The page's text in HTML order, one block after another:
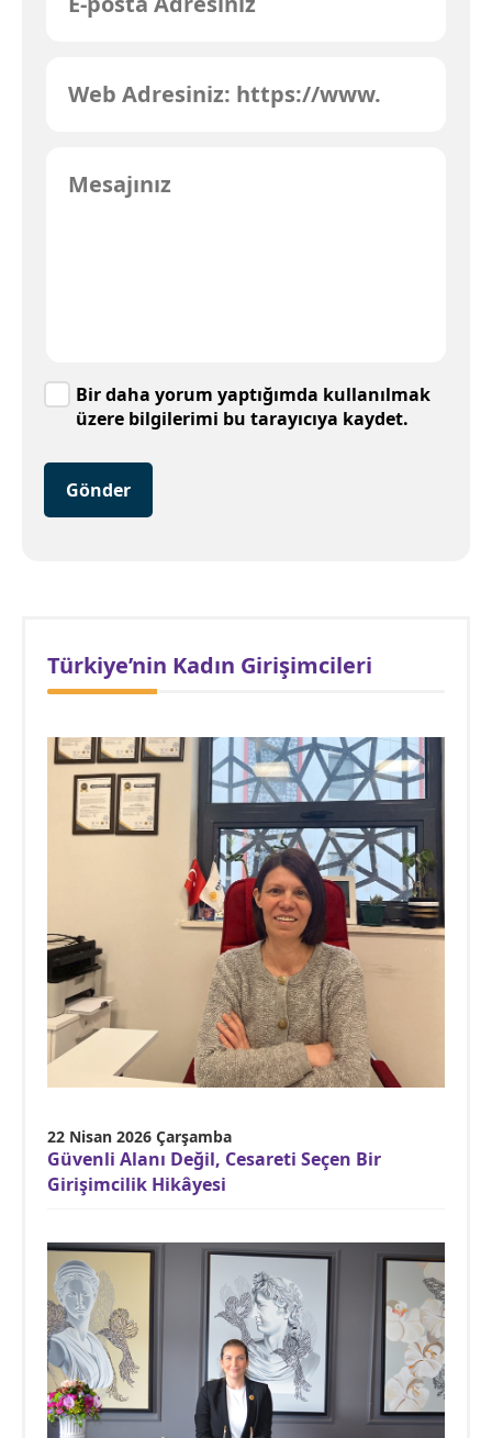
Bir daha yorum yaptığımda kullanılmak
üzere bilgilerimi bu tarayıcıya kaydet.
Gönder
Türkiye’nin Kadın Girişimcileri
22 Nisan 2026 Çarşamba
Güvenli Alanı Değil, Cesareti Seçen Bir
Girişimcilik Hikâyesi